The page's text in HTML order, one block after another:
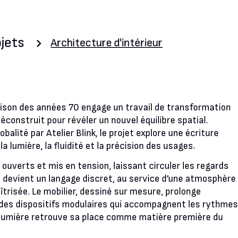
Architecture d'intérieur
des années 70 engage un travail de transformation
pour révéler un nouvel équilibre spatial.
par Atelier Blink, le projet explore une écriture
lumière, la fluidité et la précision des usages.
et mis en tension, laissant circuler les regards
un langage discret, au service d’une atmosphère
Le mobilier, dessiné sur mesure, prolonge
dispositifs modulaires qui accompagnent les rythmes
retrouve sa place comme matière première du